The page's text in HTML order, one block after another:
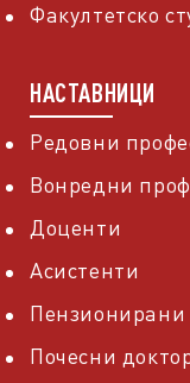
Факултетско
НАСТАВНИЦИ
Редовни
Вонредни
Доценти
Асистенти
Пензионирани
Почесни